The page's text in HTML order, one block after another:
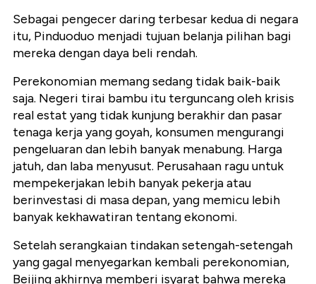
Sebagai pengecer daring terbesar kedua di negara
itu, Pinduoduo menjadi tujuan belanja pilihan bagi
mereka dengan daya beli rendah.
Perekonomian memang sedang tidak baik-baik
saja. Negeri tirai bambu itu terguncang oleh krisis
real estat yang tidak kunjung berakhir dan pasar
tenaga kerja yang goyah, konsumen mengurangi
pengeluaran dan lebih banyak menabung. Harga
jatuh, dan laba menyusut. Perusahaan ragu untuk
mempekerjakan lebih banyak pekerja atau
berinvestasi di masa depan, yang memicu lebih
banyak kekhawatiran tentang ekonomi.
Setelah serangkaian tindakan setengah-setengah
yang gagal menyegarkan kembali perekonomian,
Beijing akhirnya memberi isyarat bahwa mereka